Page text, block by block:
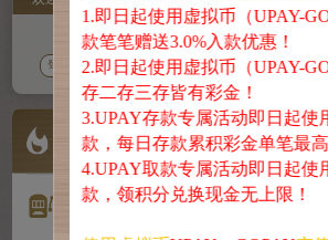
中心钱包
登录 免费注册
存款
冰球突破 炸金
1.即日起使用虚拟币（UPAY-
款笔笔赠送3.0%入款优惠！
2.即日起使用虚拟币（UPAY-
存二存三存皆有彩金！
3.UPAY存款专属活动即日起使
款，每日存款累积彩金单笔最高
4.UPAY取款专属活动即日起使
款，领积分兑换现金无上限！